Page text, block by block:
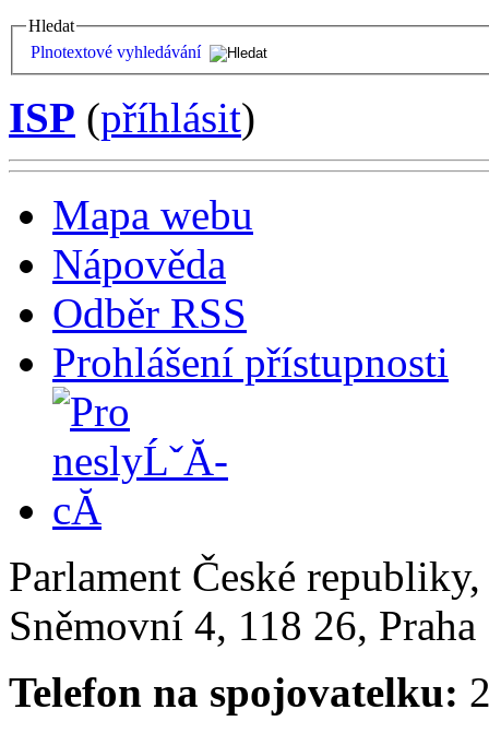
Hledat
Plnotextové vyhledávání
ISP (příhlásit)
Mapa webu
Nápověda
Odběr RSS
Prohlášení přístupnosti
Parlament České
Sněmovní 4, 118 26,
Telefon na spojovatelku: